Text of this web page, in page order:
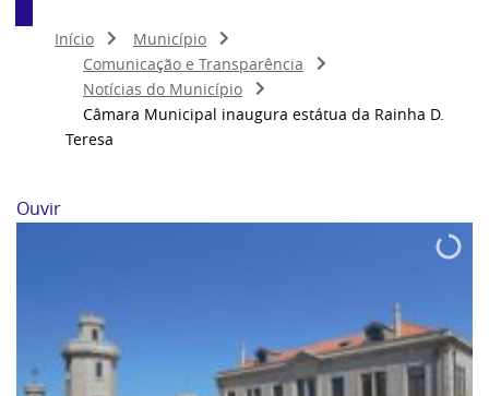
Início
Município
Comunicação e Transparência
Notícias do Município
Câmara Municipal inaugura estátua da Rainha D.
Teresa
Ouvir